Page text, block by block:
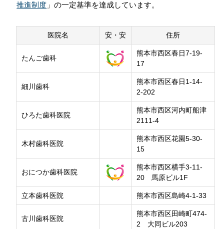
西区
八代
水俣・芦北
天草郡市
推進制度 」の一定基準を達成しています。
医院名 安・安 住所
たんご歯科
熊本市西区春日7-19-
17
細川歯科
熊本市西区春日1-14-
2-202
ひろた歯科医院
熊本市西区河内町船津
2111-4
木村歯科医院
熊本市西区花園5-30-
15
おにつか歯科医院
熊本市西区横手3-11-
20 馬原ビル1F
立本歯科医院 熊本市西区島崎4-1-33
古川歯科医院
熊本市西区田崎町474-
2 大同ビル203
プライバシーポリシー
サイトマップ